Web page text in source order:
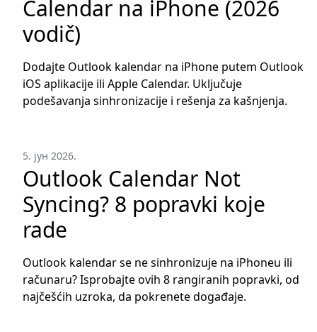
Calendar na iPhone (2026
vodič)
Dodajte Outlook kalendar na iPhone putem Outlook
iOS aplikacije ili Apple Calendar. Uključuje
podešavanja sinhronizacije i rešenja za kašnjenja.
5. јун 2026.
Outlook Calendar Not
Syncing? 8 popravki koje
rade
Outlook kalendar se ne sinhronizuje na iPhoneu ili
računaru? Isprobajte ovih 8 rangiranih popravki, od
najčešćih uzroka, da pokrenete događaje.